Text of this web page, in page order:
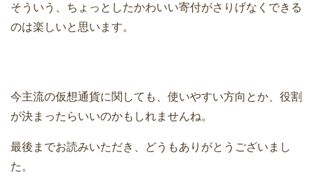
そういう、ちょっとしたかわいい寄付がさりげなくできる
のは楽しいと思います。
今主流の仮想通貨に関しても、使いやすい方向とか、役割
が決まったらいいのかもしれませんね。
最後までお読みいただき、どうもありがとうございまし
た。